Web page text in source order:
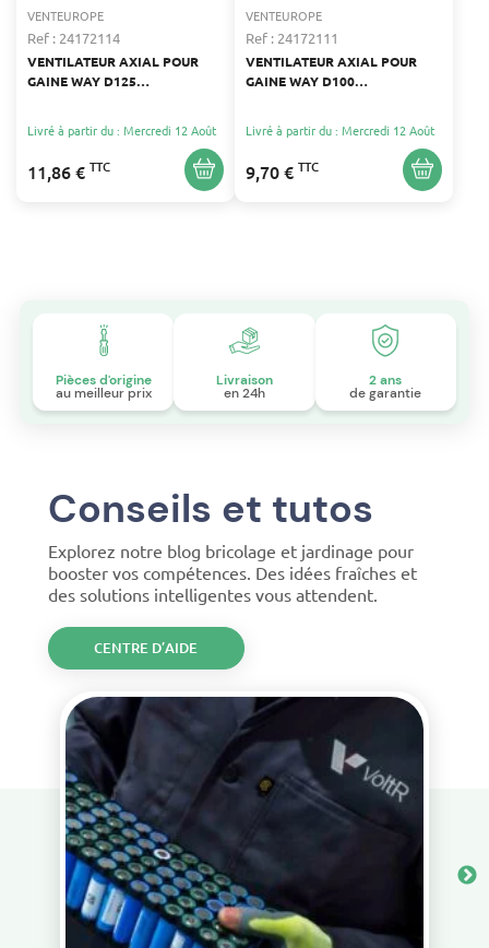
VENTEUROPE
Ref : 24172114
VENTILATEUR AXIAL POUR
GAINE WAY D125
Livré à partir du : Mercredi 12 Août
11,86 € TTC
VENTEUROPE
Ref : 24172111
VENTILATEUR AXIAL POUR
GAINE WAY D100
Livré à partir du : Mercredi 12 Août
9,70 € TTC
Pièces d'origine
au meilleur prix
Livraison
en 24h
2 ans
de garantie
Conseils et tutos
Explorez notre blog bricolage et jardinage pour
booster vos compétences. Des idées fraîches et
des solutions intelligentes vous attendent.
CENTRE D’AIDE